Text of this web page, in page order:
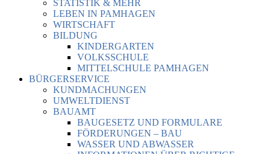
STATISTIK & MEHR
LEBEN IN PAMHAGEN
WIRTSCHAFT
BILDUNG
KINDERGARTEN
VOLKSSCHULE
MITTELSCHULE PAMHAGEN
BÜRGERSERVICE
KUNDMACHUNGEN
UMWELTDIENST
BAUAMT
BAUGESETZ UND FORMULARE
FÖRDERUNGEN – BAU
WASSER UND ABWASSER